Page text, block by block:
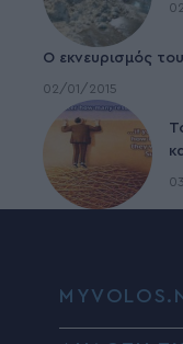
Ο εκνευρισμός
02/01/2015